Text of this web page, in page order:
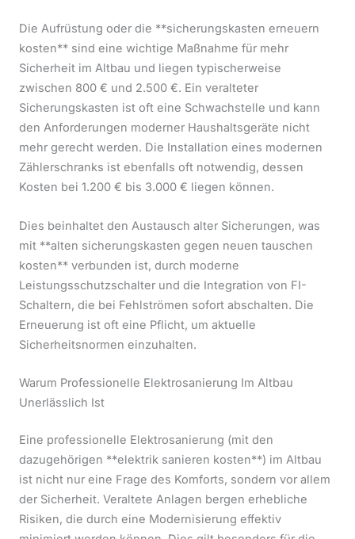
Die Aufrüstung oder die **sicherungskasten erneuern
kosten** sind eine wichtige Maßnahme für mehr
Sicherheit im Altbau und liegen typischerweise
zwischen 800 € und 2.500 €. Ein veralteter
Sicherungskasten ist oft eine Schwachstelle und kann
den Anforderungen moderner Haushaltsgeräte nicht
mehr gerecht werden. Die Installation eines modernen
Zählerschranks ist ebenfalls oft notwendig, dessen
Kosten bei 1.200 € bis 3.000 € liegen können.
Dies beinhaltet den Austausch alter Sicherungen, was
mit **alten sicherungskasten gegen neuen tauschen
kosten** verbunden ist, durch moderne
Leistungsschutzschalter und die Integration von FI-
Schaltern, die bei Fehlströmen sofort abschalten. Die
Erneuerung ist oft eine Pflicht, um aktuelle
Sicherheitsnormen einzuhalten.
Warum Professionelle Elektrosanierung Im Altbau
Unerlässlich Ist
Eine professionelle Elektrosanierung (mit den
dazugehörigen **elektrik sanieren kosten**) im Altbau
ist nicht nur eine Frage des Komforts, sondern vor allem
der Sicherheit. Veraltete Anlagen bergen erhebliche
Risiken, die durch eine Modernisierung effektiv